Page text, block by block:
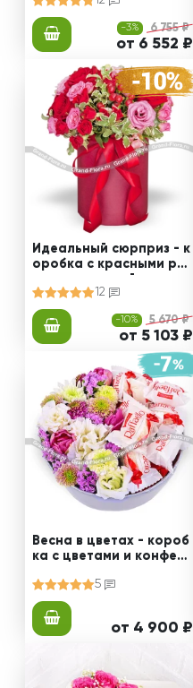
-3% 6 755 ₽
от 6 552 ₽
Идеальный сюрприз - к
оробка с красными роз
12
-10% 5 670 ₽
от 5 103 ₽
Весна в цветах - короб
ка с цветами и конфета
5
от 4 900 ₽